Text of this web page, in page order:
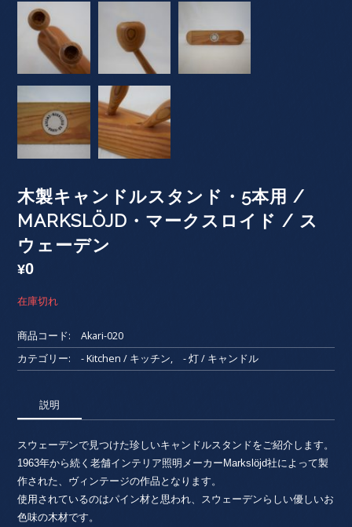
木製キャンドルスタンド・5本用 /
MARKSLÖJD・マークスロイド / ス
ウェーデン
¥0
在庫切れ
商品コード:
Akari-020
カテゴリー:
- Kitchen / キッチン, - 灯 / キャンドル
説明
スウェーデンで見つけた珍しいキャンドルスタンドをご紹介します。
1963年から続く老舗インテリア照明メーカーMarkslöjd社によって製
作された、ヴィンテージの作品となります。
使用されているのはパイン材と思われ、スウェーデンらしい優しいお
色味の木材です。